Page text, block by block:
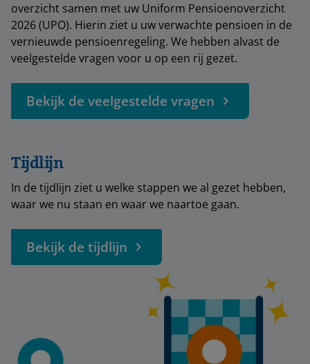
overzicht samen met uw Uniform Pensioenoverzicht
2026 (UPO). Hierin ziet u uw verwachte pensioen in de
vernieuwde pensioenregeling. We hebben alvast de
veelgestelde vragen voor u op een rij gezet.
Bekijk de veelgestelde vragen
Tijdlijn
In de tijdlijn ziet u welke stappen we al gezet hebben,
waar we nu staan en waar we naartoe gaan.
Bekijk de tijdlijn